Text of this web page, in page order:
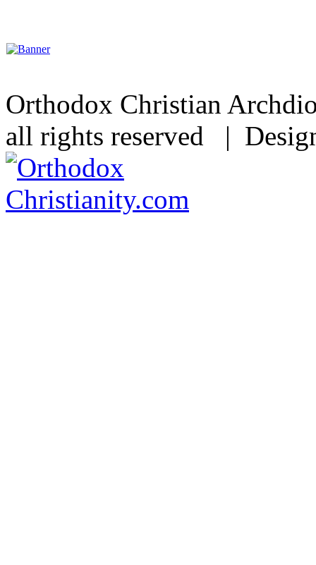
Orthodox Christian
all rights reserved |